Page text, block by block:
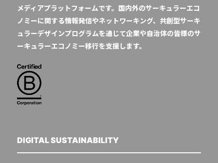
メディアプラットフォームです。国内外のサーキュラーエコ
ノミーに関する情報発信やネットワーキング、共創型サーキ
ュラーデザインプログラムを通じて企業や自治体の皆様のサ
ーキュラーエコノミー移行を支援します。
DIGITAL SUSTAINABILITY